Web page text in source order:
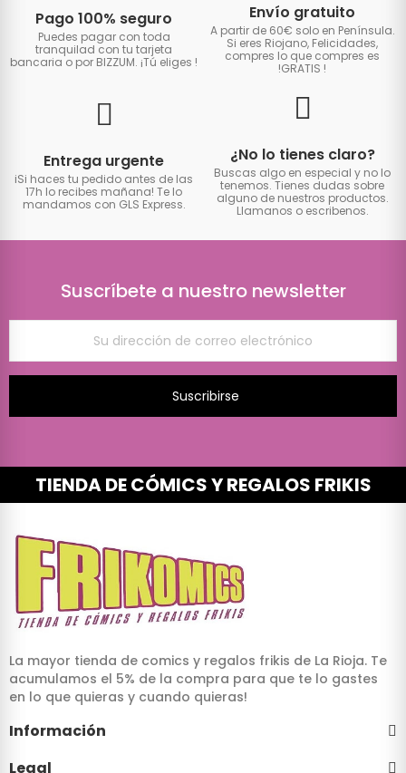
Pago 100% seguro
Puedes pagar con toda
tranquilad con tu tarjeta
bancaria o por BIZZUM. ¡Tú eliges !
Envío gratuito
A partir de 60€ solo en Península.
Si eres Riojano, Felicidades,
compres lo que compres es
!GRATIS !
Entrega urgente
iSi haces tu pedido antes de las
17h lo recibes mañana! Te lo
mandamos con GLS Express.
¿No lo tienes claro?
Buscas algo en especial y no lo
tenemos. Tienes dudas sobre
alguno de nuestros productos.
Llamanos o escribenos.
Suscríbete a nuestro newsletter
Suscribirse
TIENDA DE CÓMICS Y REGALOS FRIKIS
La mayor tienda de comics y regalos frikis de La Rioja. Te
acumulamos el 5% de la compra para que te lo gastes
en lo que quieras y cuando quieras!
Información
Legal